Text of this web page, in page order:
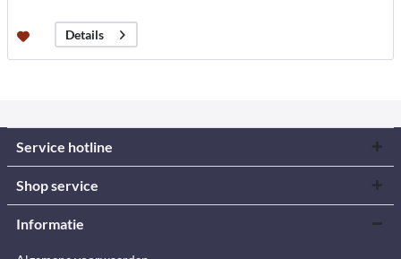
Details
Service hotline
Shop service
Informatie